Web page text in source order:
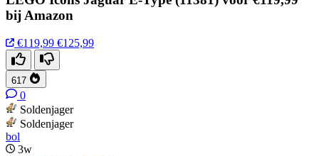
bij Amazon
€119,99 €125,99
617
0
Soldenjager
Soldenjager
bol
3w